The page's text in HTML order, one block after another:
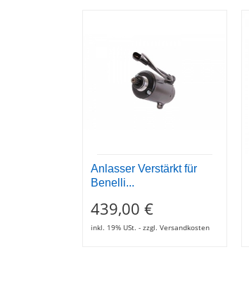
Anlasser Verstärkt für
Benelli...
439,00 €
inkl. 19% USt. - zzgl. Versandkosten